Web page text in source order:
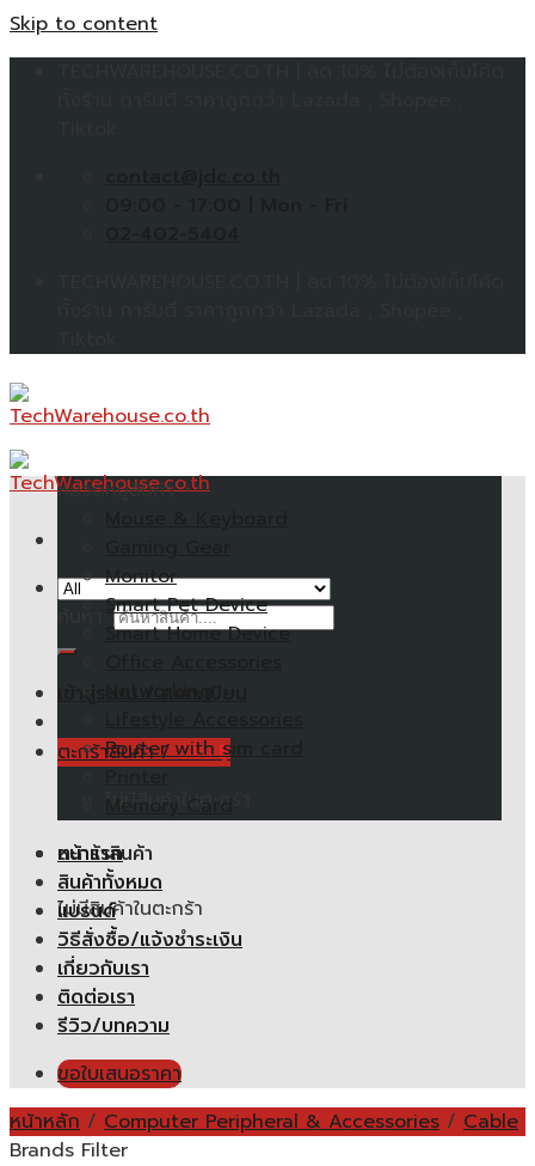
Skip to content
ตะกร้าสินค้า /0.00฿
ไม่มีสินค้าในตะกร้า
ตะกร้าสินค้า
ไม่มีสินค้าในตะกร้า
หมวดหมู่สินค้า
Monitor
Smart Pet Device
Smart Home Device
Router with sim card
Memory Card
หน้าแรก
สินค้าทั้งหมด
แบรนด์
วิธีสั่งซื้อ/แจ้งชำระเงิน
เกี่ยวกับเรา
ติดต่อเรา
รีวิว/บทความ
ขอใบเสนอราคา
หน้าหลัก / Computer Peripheral & Accessories / Cable
Brands Filter